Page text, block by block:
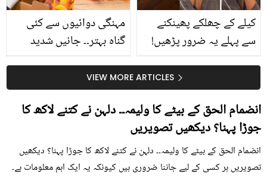
مہنگی دوائیوں سے کئی
گناہ بہتر۔۔ جانیں شدید
کیوں کھانا چاہیے؟
کیلے کے چھلکے پھینکنے
سے پہلے یہ ضرور پڑھیں!
سستا اور قدرتی حلVIEW MORE ARTICLES
انضمام الحق کے بیٹے کا ولیمہ۔۔ دلہن نے کتنے لاکھ کا
جوڑا پہنا؟ دیکھیں تصویریں
انضمام الحق کے بیٹے کا ولیمہ۔۔ دلہن نے کتنے لاکھ کا جوڑا پہنا؟ دیکھیں
تصویریں ہر کسی کے لیے جاننا ضروری ہیں کیونکہ یہ ایک اہم معلومات ہے۔